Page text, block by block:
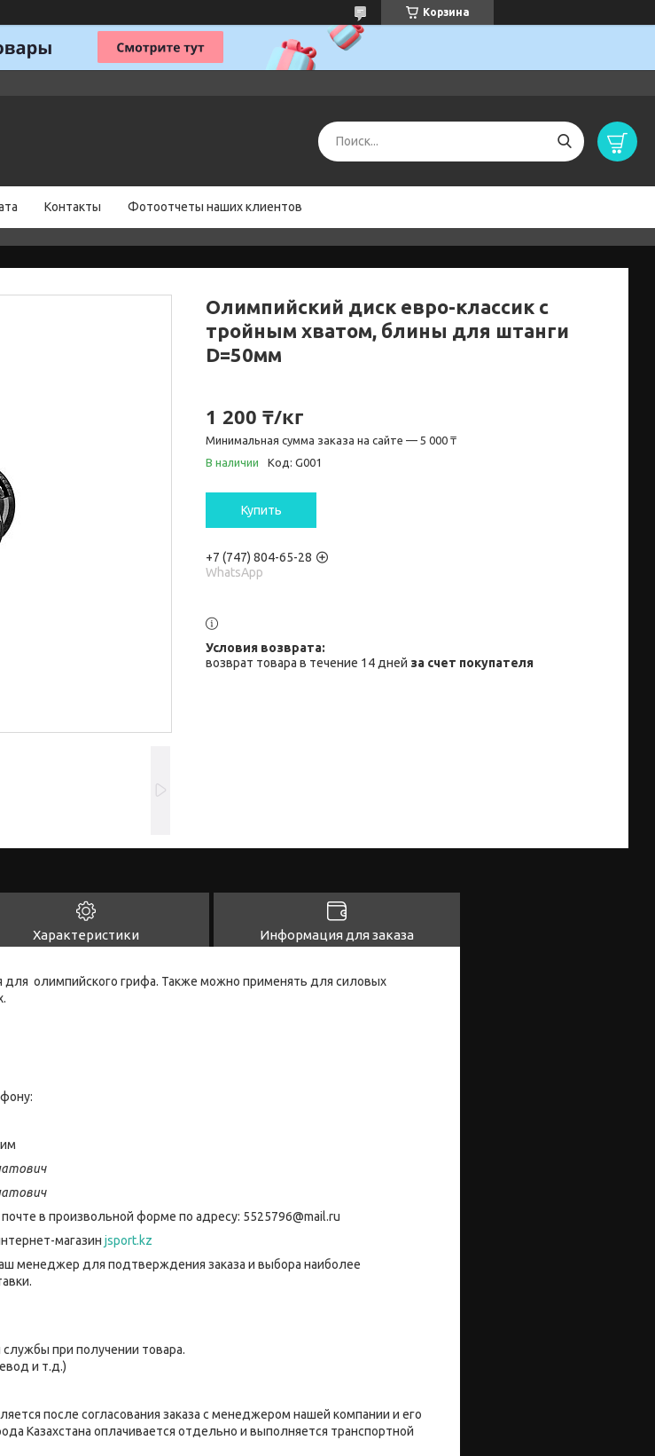
Корзина
Контакты Фотоотчеты наших клиентов
Олимпийский диск евро-классик с
тройным хватом, блины для штанги
D=50мм
1 200 ₸/кг
Минимальная сумма заказа на сайте — 5 000 ₸
В наличии
Код: G001
Купить
+7 (747) 804-65-28
WhatsApp
возврат товара в течение 14 дней за счет покупателя
Характеристики Информация для заказа
для олимпийского грифа. Также можно применять для силовых
в произвольной форме по адресу: 5525796@mail.ru
магазин jsport.kz
менеджер для подтверждения заказа и выбора наиболее
службы при получении товара.
и т.д.)
после согласования заказа с менеджером нашей компании и его
Казахстана оплачивается отдельно и выполняется транспортной